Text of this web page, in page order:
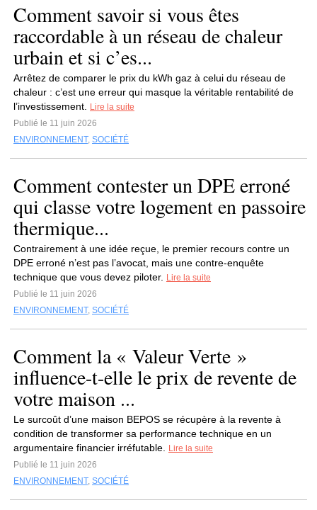
Comment savoir si vous êtes
raccordable à un réseau de chaleur
urbain et si c’es...
Arrêtez de comparer le prix du kWh gaz à celui du réseau de
chaleur : c’est une erreur qui masque la véritable rentabilité de
l’investissement.
Lire la suite
Publié le 11 juin 2026
ENVIRONNEMENT, SOCIÉTÉ
Comment contester un DPE erroné
qui classe votre logement en passoire
thermique...
Contrairement à une idée reçue, le premier recours contre un
DPE erroné n’est pas l’avocat, mais une contre-enquête
technique que vous devez piloter.
Lire la suite
Publié le 11 juin 2026
ENVIRONNEMENT, SOCIÉTÉ
Comment la « Valeur Verte »
influence-t-elle le prix de revente de
votre maison ...
Le surcoût d’une maison BEPOS se récupère à la revente à
condition de transformer sa performance technique en un
argumentaire financier irréfutable.
Lire la suite
Publié le 11 juin 2026
ENVIRONNEMENT, SOCIÉTÉ